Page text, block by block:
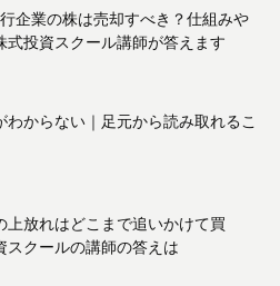
企業の株は売却すべき？仕組みや
式投資スクール講師が答えます
わからない｜足元から読み取れるこ
上放れはどこまで追いかけて買
クールの講師の答えは